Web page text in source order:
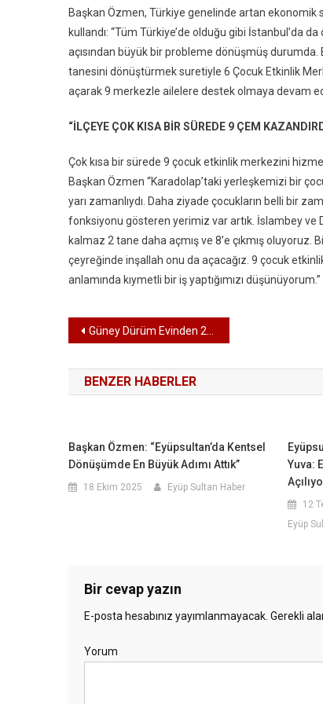
Başkan Özmen, Türkiye genelinde artan ekonomik
kullandı: “Tüm Türkiye’de olduğu gibi İstanbul’da
açısından büyük bir probleme dönüşmüş
tanesini dönüştürmek suretiyle 6 Çocuk Etkinlik
açarak 9 merkezle ailelere destek olmaya devam
“İLÇEYE ÇOK KISA BİR SÜREDE 9 ÇEM
Çok kısa bir sürede 9 çocuk etkinlik merkezini
Başkan Özmen “Karadolap’taki yerleşkemizi bir
yarı zamanlıydı. Daha ziyade çocukların belli bir
fonksiyonu gösteren yerimiz var artık. İslambey ve
kalmaz 2 tane daha açmış ve 8’e çıkmış oluyoruz.
çeyreğinde inşallah onu da açacağız. 9 çocuk
anlamında kıymetli bir iş yaptığımızı düşünüyorum.”
Yazı dolaşımı
Güney Dürüm Evinden 29 Ekim Cumhuriyet Bayramı Kutlama Mesajı
BENZER HABERLER
Başkan Özmen: “Eyüpsultan’da Kentsel
Dönüşümde En Büyük Adımı Attık”
18 Ekim 2025 Eyüp Sultan Haber
Yuva:
12
Eyüp
Bir cevap yazın
E-posta hesabınız yayımlanmayacak. Gerekli
Yorum